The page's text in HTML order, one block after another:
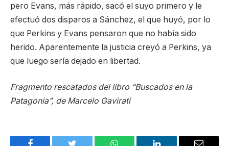
pero Evans, más rápido, sacó el suyo primero y le
efectuó dos disparos a Sánchez, el que huyó, por lo
que Perkins y Evans pensaron que no había sido
herido. Aparentemente la justicia creyó a Perkins, ya
que luego sería dejado en libertad.
Fragmento rescatados del libro “Buscados en la
Patagonia”, de Marcelo Gavirati